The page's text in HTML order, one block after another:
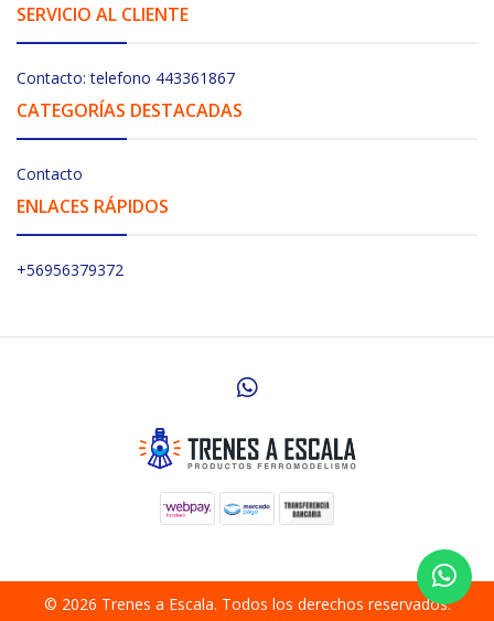
SERVICIO AL CLIENTE
Contacto: telefono 443361867
CATEGORÍAS DESTACADAS
Contacto
ENLACES RÁPIDOS
+56956379372
© 2026 Trenes a Escala. Todos los derechos reservados.